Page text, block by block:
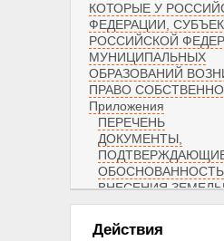
КОТОРЫЕ У
ФЕДЕРАЦИИ,
РОССИЙСКОЙ
МУНИЦИПАЛЬНЫХ
ОБРАЗОВАНИЙ
ПРАВО
Приложения
ПЕРЕЧЕНЬ
ДОКУМЕНТЫ,
ОБОСНОВАННОСТЬ
ВНЕСЕНИЯ
УЧАСТКА В
ЗЕМЕЛЬНЫХ
Действия